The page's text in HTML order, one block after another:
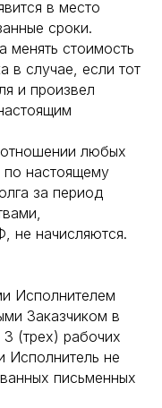
в место
сроки.
менять стоимость
в случае, если тот
и произвел
любых
по настоящему
за период
не начисляются.
Исполнителем
Заказчиком в
(трех) рабочих
Исполнитель не
письменных